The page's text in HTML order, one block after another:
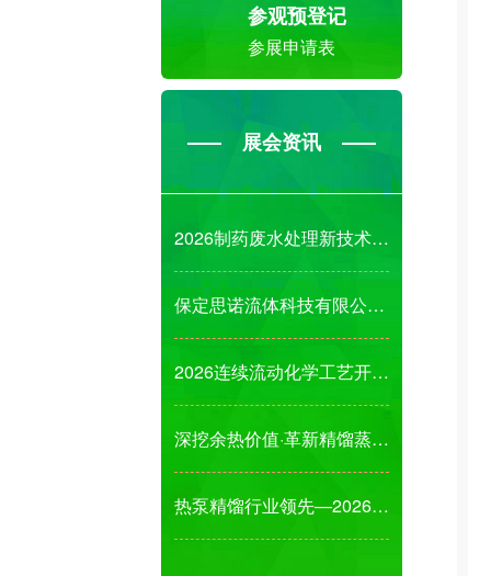
参观预登记
参展申请表
展会资讯
2026制药废水处理新技术、新成果、新装备发展
保定思诺流体科技有限公司诚邀您参观2026第1
2026连续流动化学工艺开发及绿色工艺新技术应
深挖余热价值·革新精馏蒸发结晶节能解决方案!
热泵精馏行业领先—2026杭州国际先进分离工艺